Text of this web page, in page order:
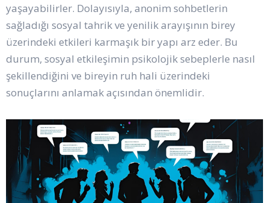
yaşayabilirler. Dolayısıyla, anonim sohbetlerin
sağladığı sosyal tahrik ve yenilik arayışının birey
üzerindeki etkileri karmaşık bir yapı arz eder. Bu
durum, sosyal etkileşimin psikolojik sebeplerle nasıl
şekillendiğini ve bireyin ruh hali üzerindeki
sonuçlarını anlamak açısından önemlidir.